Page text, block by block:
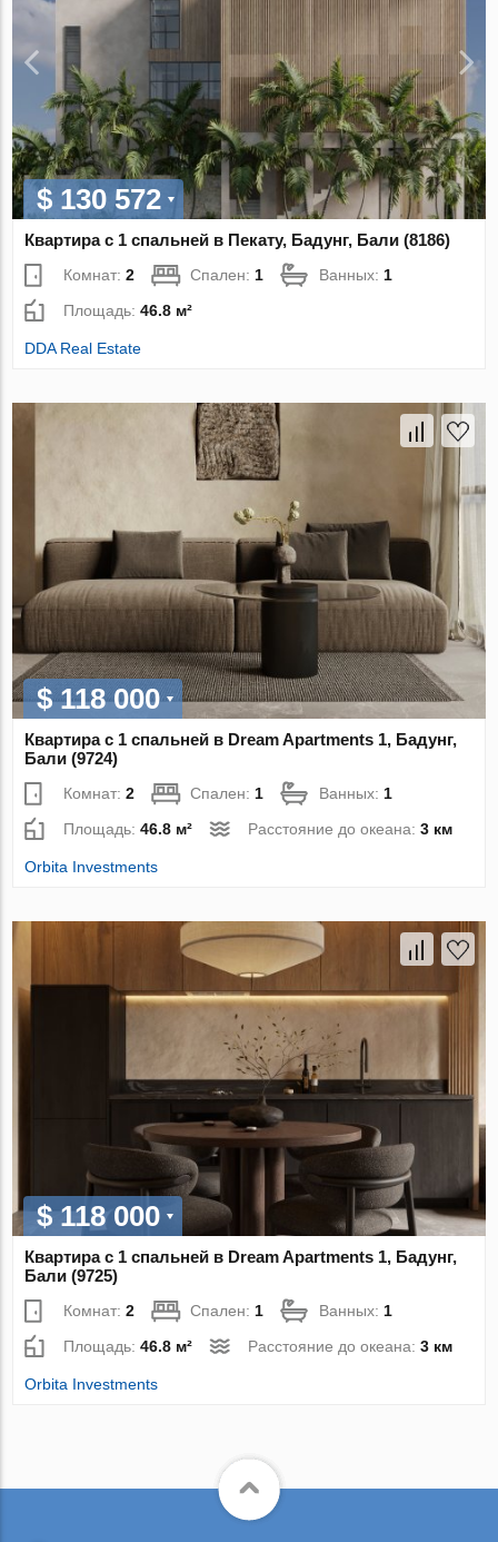
$ 130 572
Квартира с 1 спальней в Пекату, Бадунг, Бали (8186)
Комнат:2 Спален: 1 Ванных: 1
Площадь:46.8 м²
DDA Real Estate
$ 118 000
Квартира с 1 спальней в Dream Apartments 1, Бадунг,
Бали (9724)
Комнат:2 Спален: 1 Ванных: 1
Площадь:46.8 м² Расстояние до океана:3 км
Orbita Investments
$ 118 000
Квартира с 1 спальней в Dream Apartments 1, Бадунг,
Бали (9725)
Комнат:2 Спален:1 Ванных:1
Площадь:46.8 м² Расстояние до океана:3 км
Orbita Investments